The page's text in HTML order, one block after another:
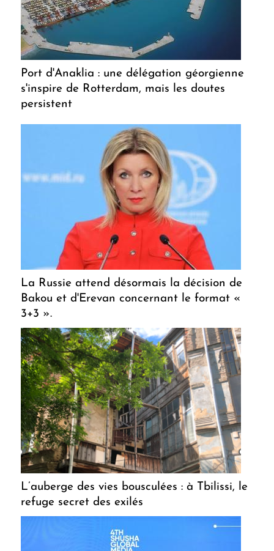
Port d'Anaklia : une délégation géorgienne
s'inspire de Rotterdam, mais les doutes
persistent
La Russie attend désormais la décision de
Bakou et d'Erevan concernant le format «
3+3 ».
L’auberge des vies bousculées : à Tbilissi, le
refuge secret des exilés